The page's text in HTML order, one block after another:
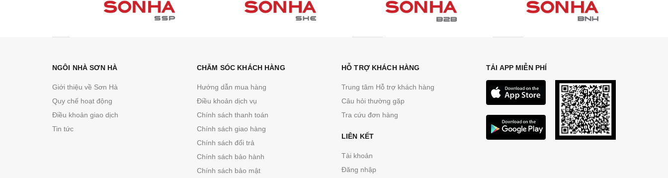
NGÔI NHÀ SƠN HÀ
Giới thiệu về Sơn Hà
Quy chế hoạt động
Điều khoản giao dịch
Tin tức
CHĂM SÓC KHÁCH HÀNG
Hướng dẫn mua hàng
Điều khoản dịch vụ
Chính sách thanh toán
Chính sách giao hàng
Chính sách đổi trả
Chính sách bảo hành
Chính sách bảo mật
HỖ TRỢ KHÁCH HÀNG
Trung tâm Hỗ trợ khách hàng
Câu hỏi thường gặp
Tra cứu đơn hàng
LIÊN KẾT
Tài khoản
Đăng nhập
TẢI APP MIỄN PHÍ